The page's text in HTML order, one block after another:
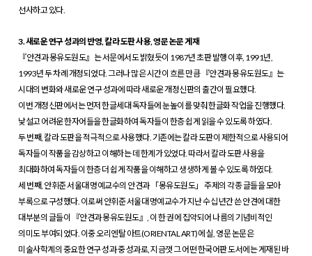
선사하고 있다.
3. 새로운 연구 성과의 반영, 칼라 도판 사용, 영문 논문 게재
『안견과 몽유도원도』는 서문에서도 밝혔듯이 1987년 초판 발행 이후, 1991년,
1993년 두 차례 개정되었다. 그러나 많은 시간이 흐른 만큼 『안견과 몽유도원도』는
시대의 변화와 새로운 연구 성과에 따라 새로운 개정신판의 출간이 필요했다.
이번 개정신판에서는 먼저 한글세대 독자들에 눈높이를 맞춰 한글화 작업을 진행했다.
낯설고 어려운 한자어들을 한글화하여 독자들이 한층 쉽게 읽을 수 있도록 하였다.
두 번째, 칼라 도판을 적극적으로 사용했다. 기존에는 칼라 도판이 제한적으로 사용되어
독자들이 작품을 감상하고 이해하는 데 한계가 있었다. 따라서 칼라 도판 사용을
최대화하여 독자들이 한층 더 쉽게 작품을 이해하고 생생하게 볼 수 있도록 하였다.
세 번째, 안휘준 서울대 명예교수의 안견과 「몽유도원도」 주제의 각종 글들을 모아
부록으로 구성했다. 이로써 안휘준 서울대 명예교수가 지난 수십 년간 쓴 안견에 대한
대부분의 글들이 『안견과 몽유도원도』, 이 한 권에 집약되어 나름의 기념비적인
의미도 부여되었다. 이중 오리엔탈 아트(ORIENTAL ART)에 실, 영문 논문은
미술사학계의 중요한 연구 성과 중 성과로, 지금껏 그 어떤 한국어판 도서에는 게재된 바